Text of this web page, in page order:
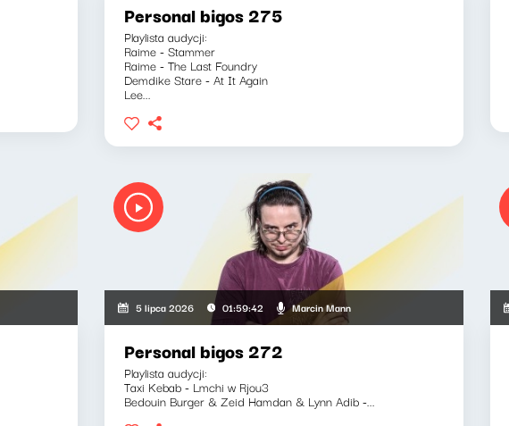
Personal bigos 275
Playlista audycji:
Raime - Stammer
Raime - The Last Foundry
Demdike Stare - At It Again
Lee...
5 lipca 2026 01:59:42 Marcin Mann
Personal bigos 272
Playlista audycji:
Taxi Kebab - Lmchi w Rjou3
Bedouin Burger & Zeid Hamdan & Lynn Adib -...